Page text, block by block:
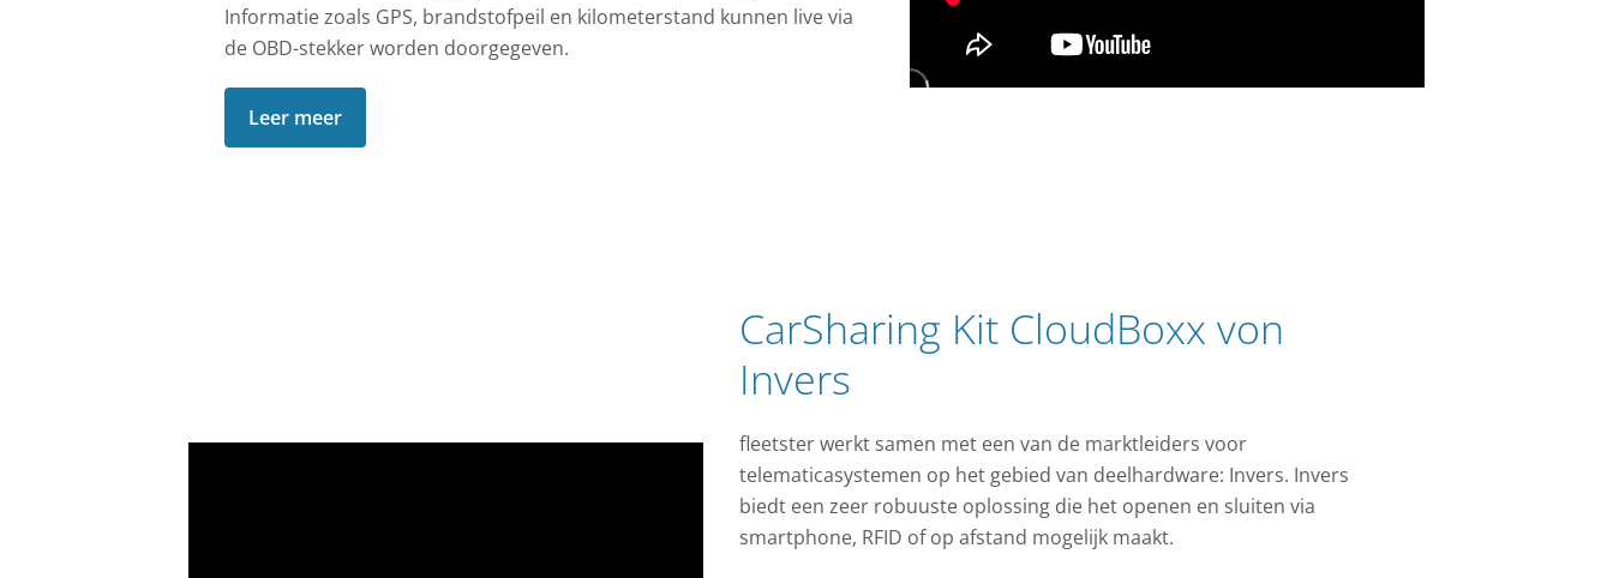
Informatie zoals GPS, brandstofpeil en kilometerstand kunnen live via
de OBD-stekker worden doorgegeven.
Leer meer
CarSharing Kit CloudBoxx von
Invers
fleetster werkt samen met een van de marktleiders voor
telematicasystemen op het gebied van deelhardware: Invers. Invers
biedt een zeer robuuste oplossing die het openen en sluiten via
smartphone, RFID of op afstand mogelijk maakt.